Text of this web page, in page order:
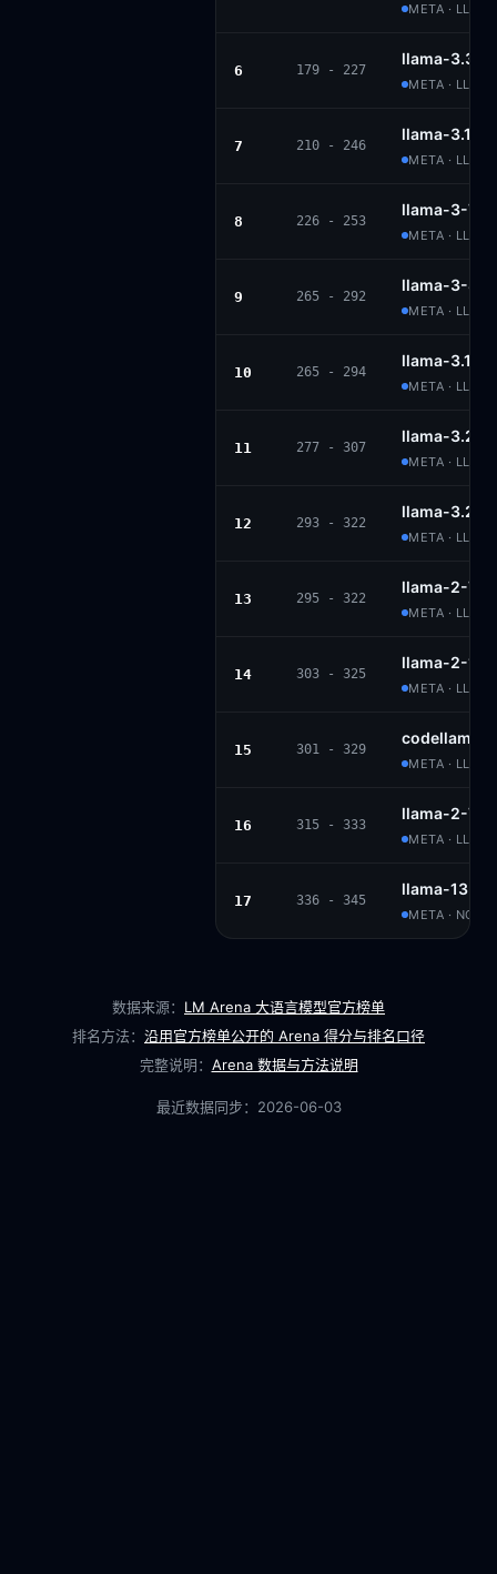
META ·
6 179 - 227
llama-3.3-
META ·
7 210 - 246
llama-3.1-
META ·
8 226 - 253
llama-3-
META ·
9 265 - 292
llama-3-
META ·
10 265 - 294
llama-3.1-
META ·
11 277 - 307
llama-3.2-
META ·
12 293 - 322
llama-3.2-
META ·
13 295 - 322
llama-2-
META ·
14 303 - 325
llama-2-
META ·
15 301 - 329
codellama-
META ·
16 315 - 333
llama-2-
META ·
17 336 - 345
llama-13b
META · NON-
数据来源： LM Arena 大语言模型官方榜单
排名方法： 沿用官方榜单公开的 Arena 得分与排名口径
完整说明： Arena 数据与方法说明
最近数据同步： 2026-06-03